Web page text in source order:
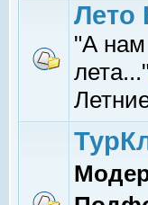
Лето
"А нам